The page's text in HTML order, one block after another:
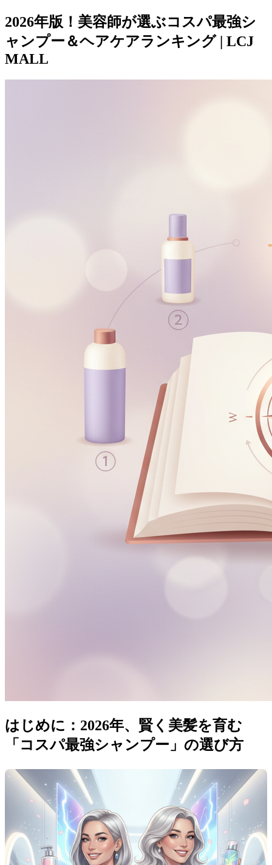
2026年版！美容師が選ぶコスパ最強シ
ャンプー＆ヘアケアランキング | LCJ
MALL
はじめに：2026年、賢く美髪を育む
「コスパ最強シャンプー」の選び方